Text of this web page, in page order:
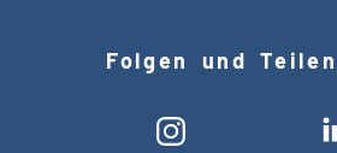
Folgen und Teilen